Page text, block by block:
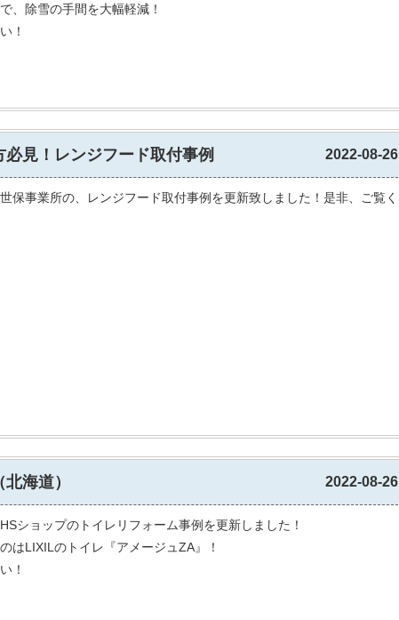
、除雪の手間を大幅軽減！
！
必見！レンジフード取付事例 2022-08-26
保事業所の、レンジフード取付事例を更新致しました！是非、ご覧く
海道） 2022-08-26
ショップのトイレリフォーム事例を更新しました！
はLIXILのトイレ『アメージュZA』！
！